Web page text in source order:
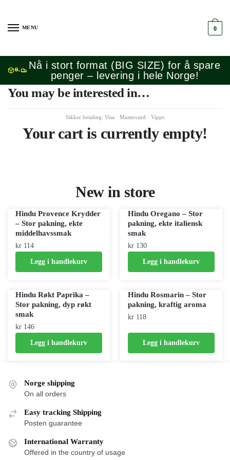
navigation
contentMENU 0
Nå i stort format (BIG SIZE) for å spare
penger – levering i hele Norge!
You may be interested in…
Your cart is currently empty!
New in store
Hindu Provence Krydder
– Stor pakning, ekte
middelhavssmak
kr 114
Legg i handlekurv
Hindu Oregano – Stor
pakning, ekte italiensk
smak
kr 130
Legg i handlekurv
Hindu Røkt Paprika –
Stor pakning, dyp røkt
smak
kr 146
Legg i handlekurv
Hindu Rosmarin – Stor
pakning, kraftig aroma
kr 118
Legg i handlekurv
Norge shipping
On all orders
Easy tracking Shipping
Posten guarantee
International Warranty
Offered in the country of usage